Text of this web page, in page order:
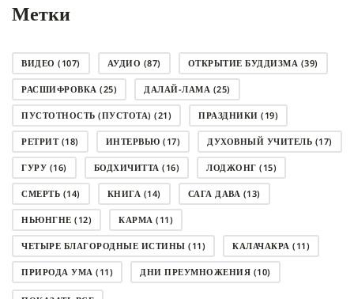
Метки
ВИДЕО (107) АУДИО (87) ОТКРЫТИЕ БУДДИЗМА (39)
РАСШИФРОВКА (25) ДАЛАЙ-ЛАМА (25)
ПУСТОТНОСТЬ (ПУСТОТА) (21) ПРАЗДНИКИ (19)
РЕТРИТ(18) ИНТЕРВЬЮ (17) ДУХОВНЫЙ УЧИТЕЛЬ (17)
ГУРУ (16) БОДХИЧИТТА (16) ЛОДЖОНГ (15)
СМЕРТЬ (14) КНИГА (14) САГА ДАВА (13)
НЬЮНГНЕ (12) КАРМА (11)
ЧЕТЫРЕ БЛАГОРОДНЫЕ ИСТИНЫ (11) КАЛАЧАКРА (11)
ПРИРОДА УМА (11) ДНИ ПРЕУМНОЖЕНИЯ (10)